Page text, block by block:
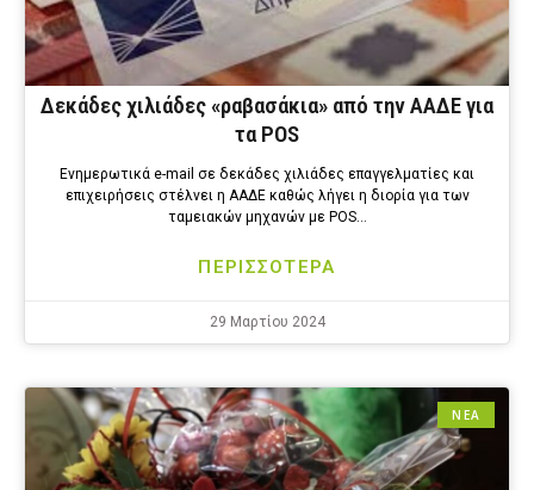
Δεκάδες χιλιάδες «ραβασάκια» από την ΑΑΔΕ για
τα POS
Ενημερωτικά e-mail σε δεκάδες χιλιάδες επαγγελματίες και
επιχειρήσεις στέλνει η ΑΑΔΕ καθώς λήγει η διορία για των
ταμειακών μηχανών με POS…
ΠΕΡΙΣΣΟΤΕΡΑ
29 Μαρτίου 2024
ΝΕΑ